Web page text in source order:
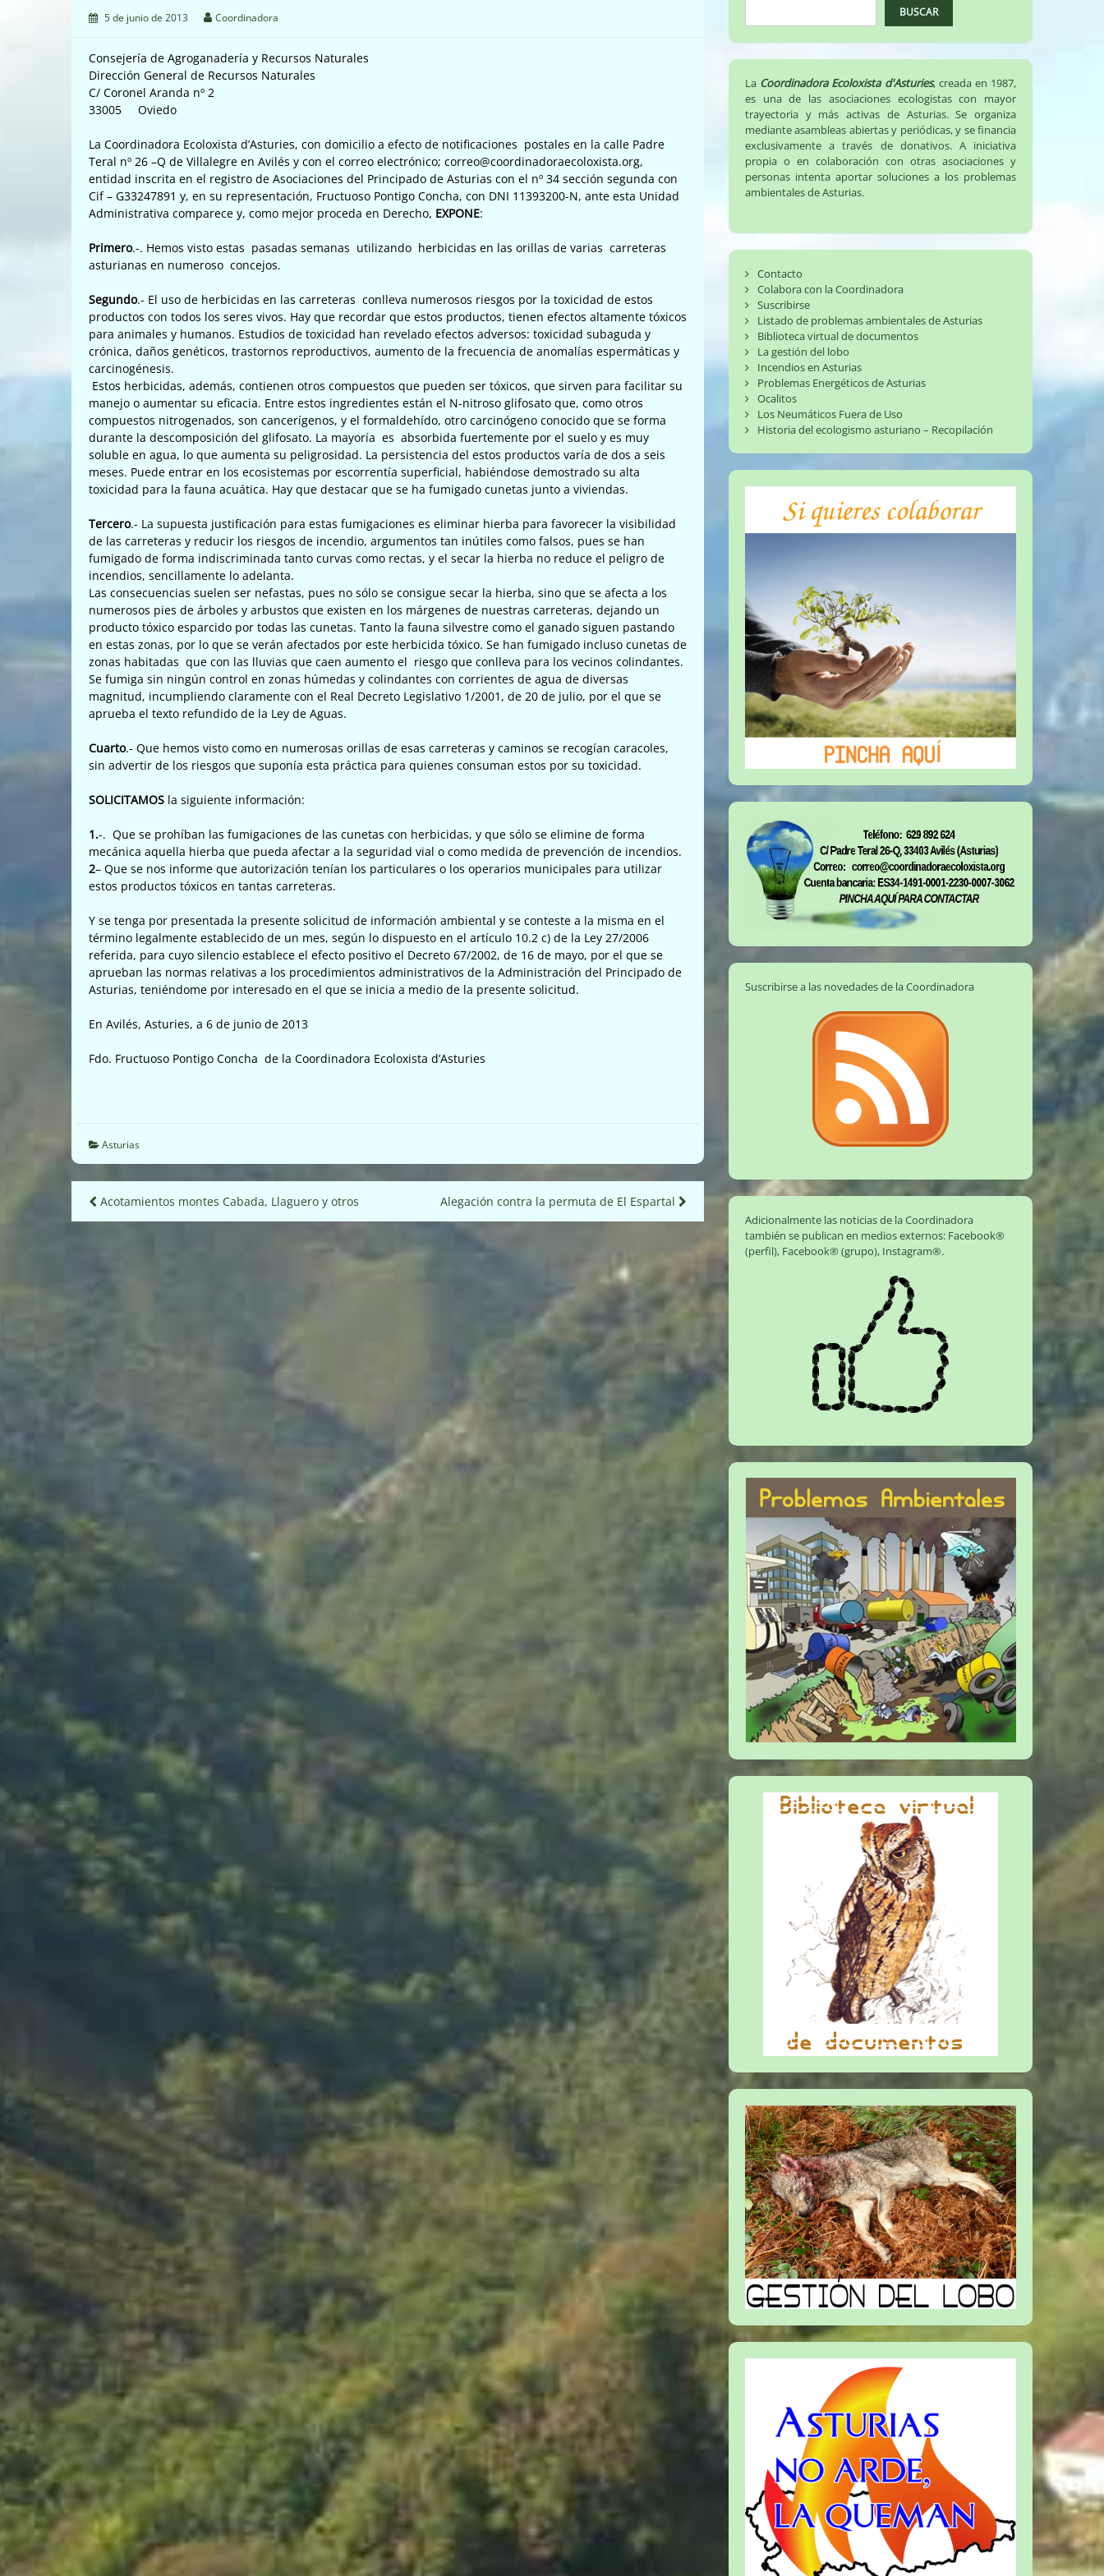
5 de junio de 2013 Coordinadora
Consejería de Agroganadería y Recursos Naturales
Dirección General de Recursos Naturales
C/ Coronel Aranda nº 2
33005 Oviedo
La Coordinadora Ecoloxista d’Asturies, con domicilio a efecto de notificaciones postales en la calle Padre
Teral nº 26 –Q de Villalegre en Avilés y con el correo electrónico; correo@coordinadoraecoloxista.org,
entidad inscrita en el registro de Asociaciones del Principado de Asturias con el nº 34 sección segunda con
Cif – G33247891 y, en su representación, Fructuoso Pontigo Concha, con DNI 11393200-N, ante esta Unidad
Administrativa comparece y, como mejor proceda en Derecho, EXPONE:
Primero.-. Hemos visto estas pasadas semanas utilizando herbicidas en las orillas de varias carreteras
asturianas en numeroso concejos.
Segundo.- El uso de herbicidas en las carreteras conlleva numerosos riesgos por la toxicidad de estos
productos con todos los seres vivos. Hay que recordar que estos productos, tienen efectos altamente tóxicos
para animales y humanos. Estudios de toxicidad han revelado efectos adversos: toxicidad subaguda y
crónica, daños genéticos, trastornos reproductivos, aumento de la frecuencia de anomalías espermáticas y
carcinogénesis.
Estos herbicidas, además, contienen otros compuestos que pueden ser tóxicos, que sirven para facilitar su
manejo o aumentar su eficacia. Entre estos ingredientes están el N-nitroso glifosato que, como otros
compuestos nitrogenados, son cancerígenos, y el formaldehído, otro carcinógeno conocido que se forma
durante la descomposición del glifosato. La mayoría es absorbida fuertemente por el suelo y es muy
soluble en agua, lo que aumenta su peligrosidad. La persistencia del estos productos varía de dos a seis
meses. Puede entrar en los ecosistemas por escorrentía superficial, habiéndose demostrado su alta
toxicidad para la fauna acuática. Hay que destacar que se ha fumigado cunetas junto a viviendas.
Tercero.- La supuesta justificación para estas fumigaciones es eliminar hierba para favorecer la visibilidad
de las carreteras y reducir los riesgos de incendio, argumentos tan inútiles como falsos, pues se han
fumigado de forma indiscriminada tanto curvas como rectas, y el secar la hierba no reduce el peligro de
incendios, sencillamente lo adelanta.
Las consecuencias suelen ser nefastas, pues no sólo se consigue secar la hierba, sino que se afecta a los
numerosos pies de árboles y arbustos que existen en los márgenes de nuestras carreteras, dejando un
producto tóxico esparcido por todas las cunetas. Tanto la fauna silvestre como el ganado siguen pastando
en estas zonas, por lo que se verán afectados por este herbicida tóxico. Se han fumigado incluso cunetas de
zonas habitadas que con las lluvias que caen aumento el riesgo que conlleva para los vecinos colindantes.
Se fumiga sin ningún control en zonas húmedas y colindantes con corrientes de agua de diversas
magnitud, incumpliendo claramente con el Real Decreto Legislativo 1/2001, de 20 de julio, por el que se
aprueba el texto refundido de la Ley de Aguas.
Cuarto.- Que hemos visto como en numerosas orillas de esas carreteras y caminos se recogían caracoles,
sin advertir de los riesgos que suponía esta práctica para quienes consuman estos por su toxicidad.
SOLICITAMOS la siguiente información:
1.-. Que se prohíban las fumigaciones de las cunetas con herbicidas, y que sólo se elimine de forma
mecánica aquella hierba que pueda afectar a la seguridad vial o como medida de prevención de incendios.
2– Que se nos informe que autorización tenían los particulares o los operarios municipales para utilizar
estos productos tóxicos en tantas carreteras.
Y se tenga por presentada la presente solicitud de información ambiental y se conteste a la misma en el
término legalmente establecido de un mes, según lo dispuesto en el artículo 10.2 c) de la Ley 27/2006
referida, para cuyo silencio establece el efecto positivo el Decreto 67/2002, de 16 de mayo, por el que se
aprueban las normas relativas a los procedimientos administrativos de la Administración del Principado de
Asturias, teniéndome por interesado en el que se inicia a medio de la presente solicitud.
En Avilés, Asturies, a 6 de junio de 2013
Fdo. Fructuoso Pontigo Concha de la Coordinadora Ecoloxista d’Asturies
Asturias
Navegación
de
Acotamientos montes Cabada, Llaguero y otros Alegación contra la permuta de El Espartal
BUSCAR
La Coordinadora Ecoloxista d'Asturies, creada en 1987,
es una de las asociaciones ecologistas con mayor
trayectoria y más activas de Asturias. Se organiza
mediante asambleas abiertas y periódicas, y se financia
exclusivamente a través de donativos. A iniciativa
propia o en colaboración con otras asociaciones y
personas intenta aportar soluciones a los problemas
ambientales de Asturias.
Contacto
Colabora con la Coordinadora
Suscribirse
Listado de problemas ambientales de Asturias
Biblioteca virtual de documentos
La gestión del lobo
Incendios en Asturias
Problemas Energéticos de Asturias
Ocalitos
Los Neumáticos Fuera de Uso
Historia del ecologismo asturiano – Recopilación
Suscribirse a las novedades de la Coordinadora
Adicionalmente las noticias de la Coordinadora
también se publican en medios externos: Facebook®
(perfil), Facebook® (grupo), Instagram®.